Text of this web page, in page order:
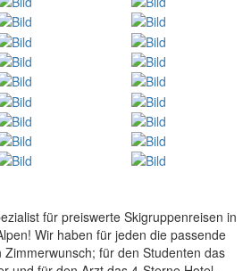
für preiswerte Skigruppenreisen in
Wir haben für jeden die passende
für den Studenten das